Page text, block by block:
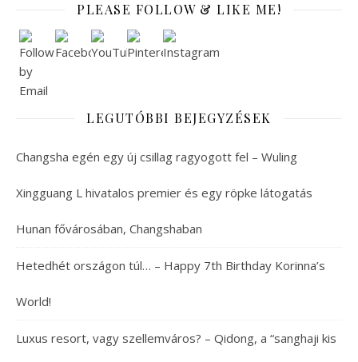
PLEASE FOLLOW & LIKE ME!
LEGUTÓBBI BEJEGYZÉSEK
Changsha egén egy új csillag ragyogott fel – Wuling
Xingguang L hivatalos premier és egy röpke látogatás
Hunan fővárosában, Changshaban
Hetedhét országon túl… – Happy 7th Birthday Korinna’s
World!
Luxus resort, vagy szellemváros? – Qidong, a “sanghaji kis